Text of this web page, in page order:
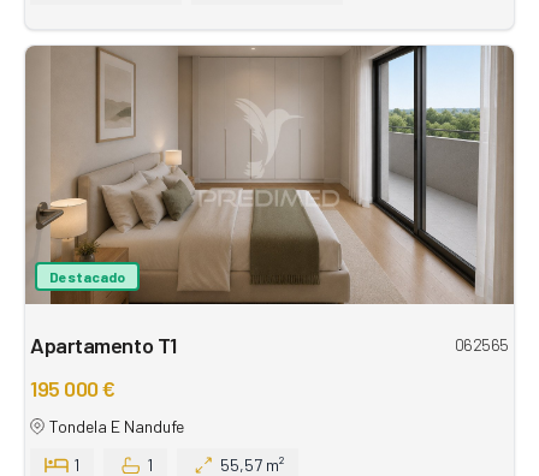
Destacado
Apartamento T1 062565
195 000 €
Tondela E Nandufe
1
1 55,57 m²